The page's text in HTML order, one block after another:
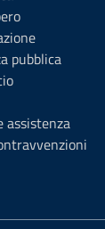
pubblica
assistenza